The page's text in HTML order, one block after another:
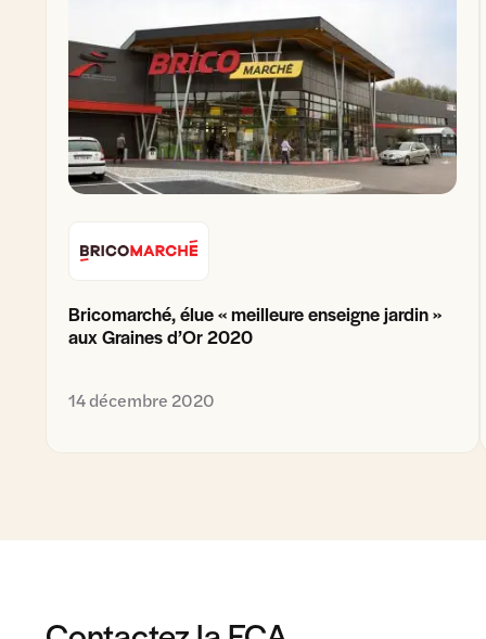
Bricomarché, élue « meilleure enseigne jardin »
aux Graines d’Or 2020
14 décembre 2020